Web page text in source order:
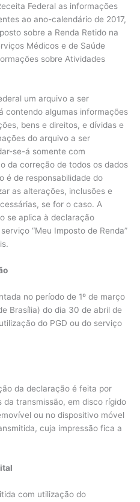
Federal as informações
ao ano-calendário de 2017,
sobre a Renda Retido na
Médicos e de Saúde
sobre Atividades
um arquivo a ser
contendo algumas informações
bens e direitos, e dívidas e
do arquivo a ser
se-á somente com
da correção de todos os dados
é de responsabilidade do
as alterações, inclusões e
se for o caso. A
se aplica à declaração
“Meu Imposto de Renda”
no período de 1º de março
Brasília) do dia 30 de abril de
do PGD ou do serviço
da declaração é feita por
transmissão, em disco rígido
ou no dispositivo móvel
cuja impressão fica a
com utilização do